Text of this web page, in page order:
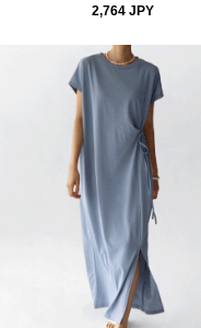
2,764 JPY